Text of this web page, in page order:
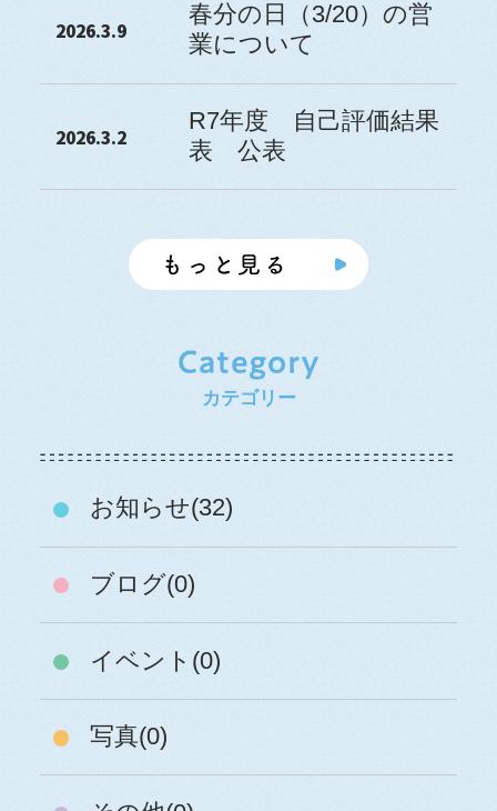
2026.3.9
春分の日（3/20）の営
業について
2026.3.2
R7年度 自己評価結果
表 公表
カテゴリー
お知らせ(32)
ブログ(0)
イベント(0)
写真(0)